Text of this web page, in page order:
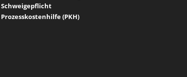
Schweigepflicht
Prozesskostenhilfe (PKH)